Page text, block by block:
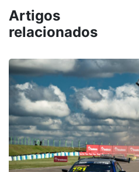
Artigos
relacionados